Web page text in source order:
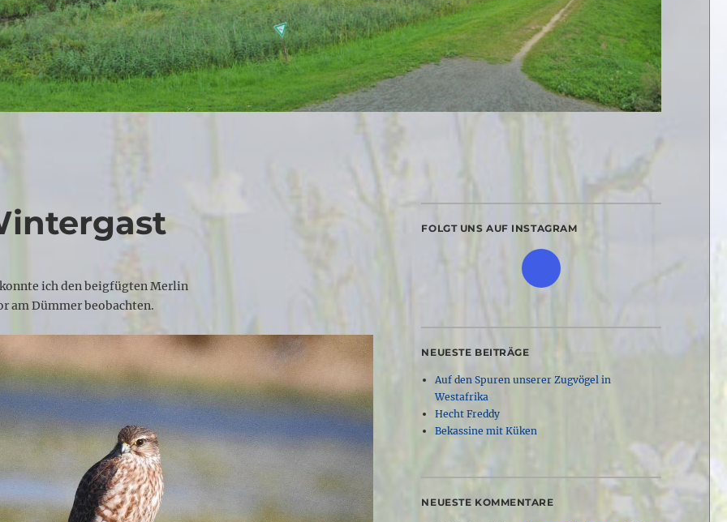
ich den beigfügten Merlin
am Dümmer beobachten.
FOLGT UNS AUF INSTAGRAM
NEUESTE BEITRÄGE
Auf den Spuren unserer Zugvögel in
Westafrika
Hecht Freddy
Bekassine mit Küken
NEUESTE KOMMENTARE